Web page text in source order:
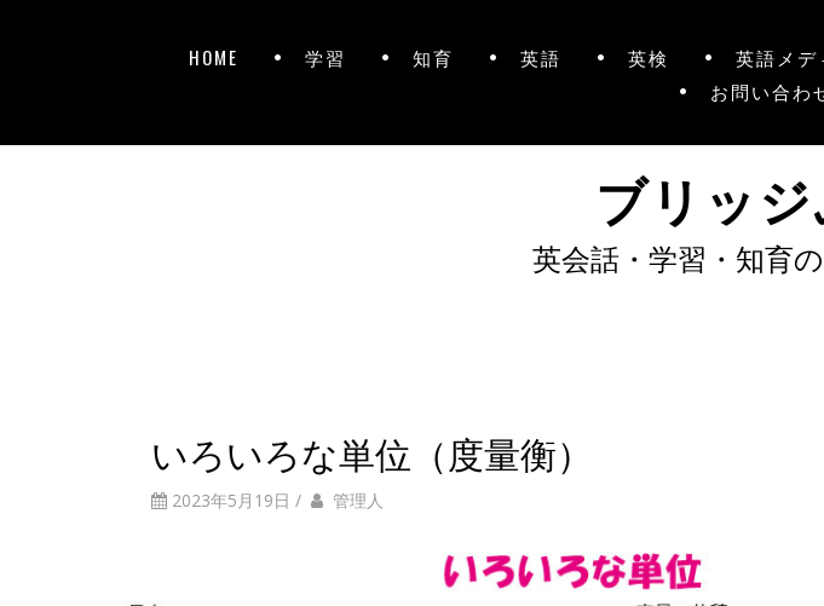
HOME 学習 知育 英語 英検 英語メデ
お問い合わ
ブリッ
英会話・学習・知育
いろいろな単位（度量衡）
2023年5月19日 / 管理人